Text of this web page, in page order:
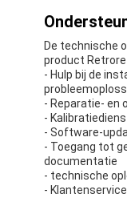
De technische
product
- Hulp bij de
- Reparatie- en
-
- Software-
- Toegang tot
documentatie
- technische
-